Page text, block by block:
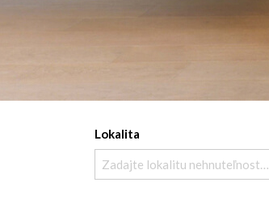
Lokalita
Zadajte lokalitu nehnuteľnosti ..